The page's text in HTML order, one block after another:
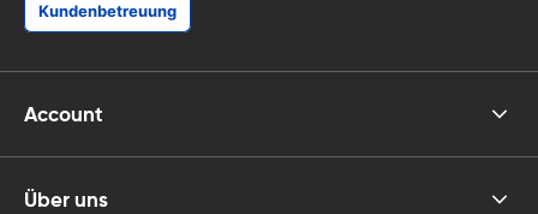
Kundenbetreuung
Account
Über uns